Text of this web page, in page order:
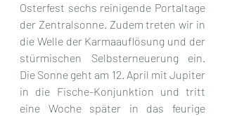
Osterfest sechs reinigende Portaltage
der Zentralsonne. Zudem treten wir in
die Welle der Karmaauflösung und der
stürmischen Selbsterneuerung ein.
Die Sonne geht am 12. April mit Jupiter
in die Fische-Konjunktion und tritt
eine Woche später in das feurige